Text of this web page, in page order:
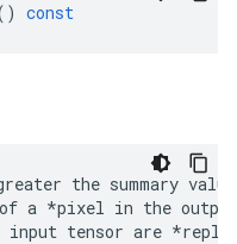
const
the summary
a *pixel in the
tensor are